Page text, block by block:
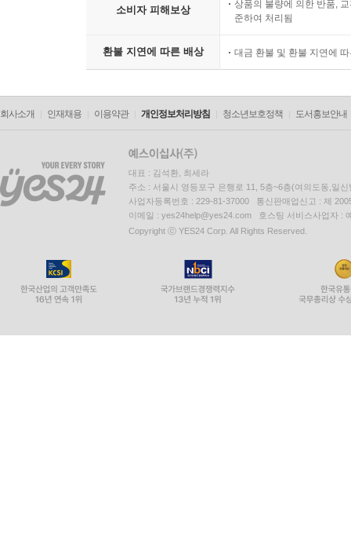
소비자 피해보상
상품의 불량에 의한 반품,
준하여 처리됨
환불 지연에 따른 배상 대금 환불 및 환불 지연에
회사소개 인재채용 이용약관 개인정보처리방침 청소년보호정책 도서홍보안내
대표 : 김석환, 최세라
주소 : 서울시 영등포구 은행로 11, 5층~6층(여의도동,일신
사업자등록번호 : 229-81-37000 통신판매업신고 : 제
이메일 : yes24help@yes24.com 호스팅 서비스사업자 :
Copyright ⓒ YES24 Corp. All Rights Reserved.